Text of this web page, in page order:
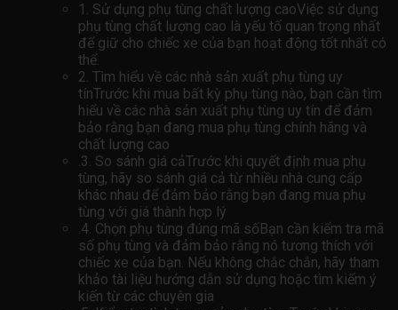
1. Sử dụng phụ tùng chất lượng caoViệc sử dụng
phụ tùng chất lượng cao là yếu tố quan trọng nhất
để giữ cho chiếc xe của bạn hoạt động tốt nhất có
thể.
2. Tìm hiểu về các nhà sản xuất phụ tùng uy
tínTrước khi mua bất kỳ phụ tùng nào, bạn cần tìm
hiểu về các nhà sản xuất phụ tùng uy tín để đảm
bảo rằng bạn đang mua phụ tùng chính hãng và
chất lượng cao
.3. So sánh giá cảTrước khi quyết định mua phụ
tùng, hãy so sánh giá cả từ nhiều nhà cung cấp
khác nhau để đảm bảo rằng bạn đang mua phụ
tùng với giá thành hợp lý
.4. Chọn phụ tùng đúng mã sốBạn cần kiểm tra mã
số phụ tùng và đảm bảo rằng nó tương thích với
chiếc xe của bạn. Nếu không chắc chắn, hãy tham
khảo tài liệu hướng dẫn sử dụng hoặc tìm kiếm ý
kiến ​​từ các chuyên gia